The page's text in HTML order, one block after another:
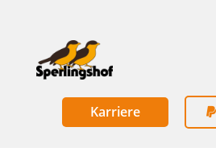
Karriere